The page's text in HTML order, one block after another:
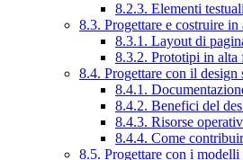
8.2.3. Elementi
8.3. Progettare e costruire in
8.3.1. Layout di
8.3.2. Prototipi in alta
8.4. Progettare con il design
8.4.1.
8.4.2. Benefici del
8.4.3. Risorse
8.4.4. Come
8.5. Progettare con i